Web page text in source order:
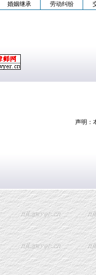
婚姻继承 劳动纠纷
声明：